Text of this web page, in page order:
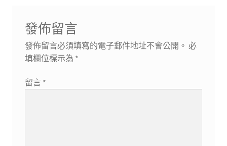
發佈留言
發佈留言必須填寫的電子郵件地址不會公開。 必
填欄位標示為 *
留言 *